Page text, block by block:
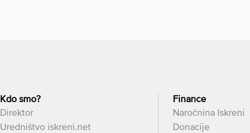
Kdo smo?
Direktor
Uredništvo iskreni.net
Finance
Naročnina Iskreni
Donacije